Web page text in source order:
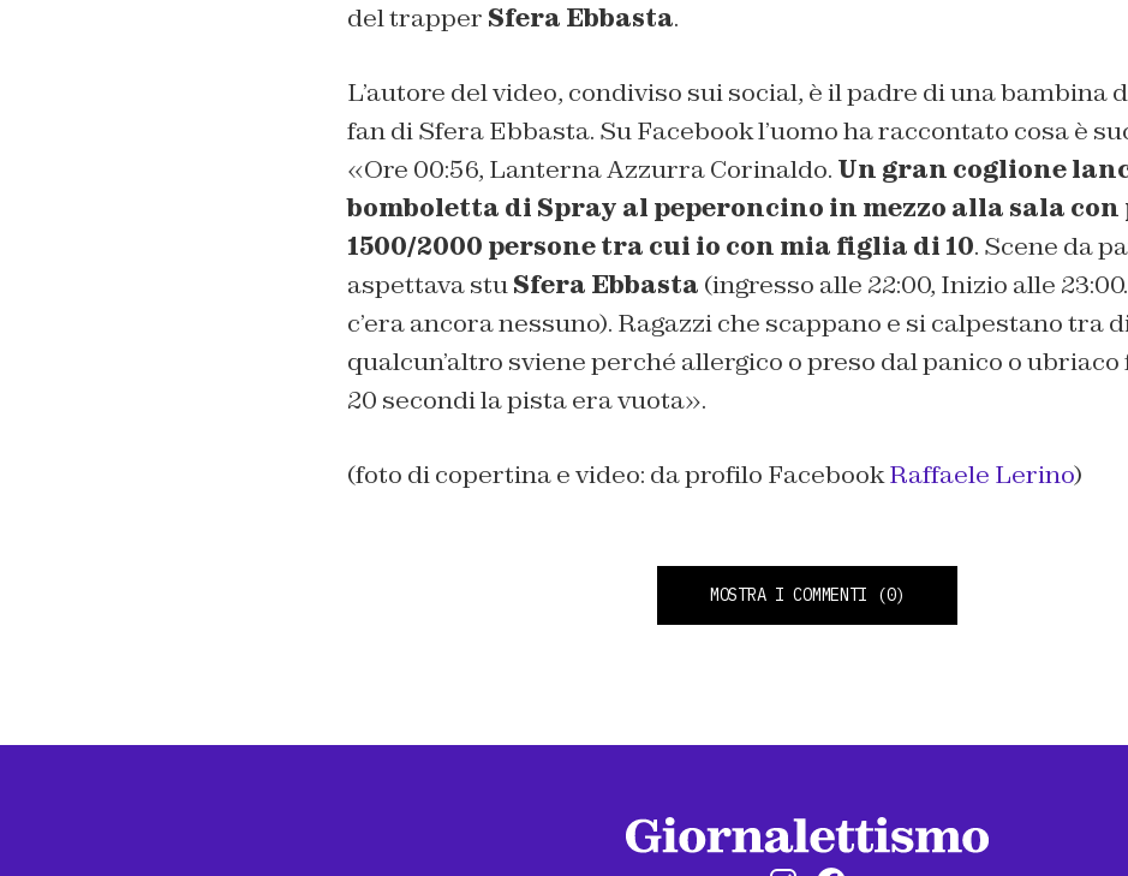
del trapper Sfera Ebbasta.
L’autore del video, condiviso sui social, è il padre di una bambina
fan di Sfera Ebbasta. Su Facebook l’uomo ha raccontato cosa è
«Ore 00:56, Lanterna Azzurra Corinaldo. Un gran coglione
bomboletta di Spray al peperoncino in mezzo alla sala con
1500/2000 persone tra cui io con mia figlia di 10. Scene da
aspettava stuSfera Ebbasta (ingresso alle 22:00, Inizio alle 23:00.
c’era ancora nessuno). Ragazzi che scappano e si calpestano tra
qualcun’altro sviene perché allergico o preso dal panico o
20 secondi la pista era vuota».
(foto di copertina e video: da profilo FacebookRaffaele Lerino)
MOSTRA I COMMENTI (0)